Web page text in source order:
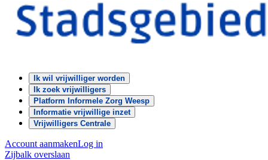
Ik wil vrijwilliger worden
Ik zoek vrijwilligers
Platform Informele Zorg Weesp
Informatie vrijwillige inzet
Vrijwilligers Centrale
Account aanmakenLog in
Zijbalk overslaan